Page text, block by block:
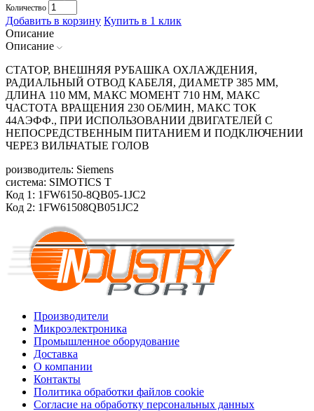
Количество
Добавить в корзину Купить в 1 клик
Описание
Описание
СТАТОР, ВНЕШНЯЯ РУБАШКА ОХЛАЖДЕНИЯ,
РАДИАЛЬНЫЙ ОТВОД КАБЕЛЯ, ДИАМЕТР 385 ММ,
ДЛИНА 110 ММ, МАКС МОМЕНТ 710 HM, МАКС
ЧАСТОТА ВРАЩЕНИЯ 230 ОБ/МИН, МАКС ТОК
44АЭФФ., ПРИ ИСПОЛЬЗОВАНИИ ДВИГАТЕЛЕЙ С
НЕПОСРЕДСТВЕННЫМ ПИТАНИЕМ И ПОДКЛЮЧЕНИИ
ЧЕРЕЗ ВИЛЬЧАТЫЕ ГОЛОВ
роизводитель: Siemens
система: SIMOTICS T
Код 1: 1FW6150-8QB05-1JC2
Код 2: 1FW61508QB051JC2
Производители
Микроэлектроника
Промышленное оборудование
Доставка
О компании
Контакты
Политика обработки файлов cookie
Согласие на обработку персональных данных